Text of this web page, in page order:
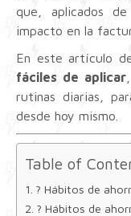
que, aplicados
impacto en la
En este artículo
fáciles de aplicar
rutinas diarias,
desde hoy mismo.
Table of
? Hábitos de
? Hábitos de